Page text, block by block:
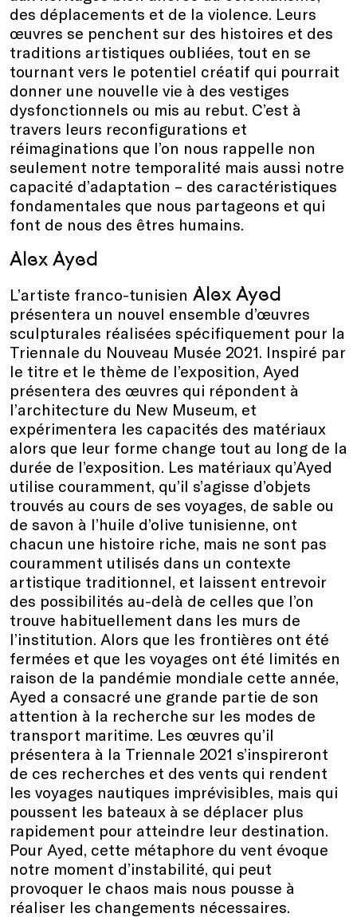
des déplacements et de la violence. Leurs
œuvres se penchent sur des histoires et des
traditions artistiques oubliées, tout en se
tournant vers le potentiel créatif qui pourrait
donner une nouvelle vie à des vestiges
dysfonctionnels ou mis au rebut. C’est à
travers leurs reconfigurations et
réimaginations que l’on nous rappelle non
seulement notre temporalité mais aussi notre
capacité d’adaptation – des caractéristiques
fondamentales que nous partageons et qui
font de nous des êtres humains.
Alex Ayed
L’artiste franco-tunisien Alex Ayed
présentera un nouvel ensemble d’œuvres
sculpturales réalisées spécifiquement pour la
Triennale du Nouveau Musée 2021. Inspiré par
le titre et le thème de l’exposition, Ayed
présentera des œuvres qui répondent à
l’architecture du New Museum, et
expérimentera les capacités des matériaux
alors que leur forme change tout au long de la
durée de l’exposition. Les matériaux qu’Ayed
utilise couramment, qu’il s’agisse d’objets
trouvés au cours de ses voyages, de sable ou
de savon à l’huile d’olive tunisienne, ont
chacun une histoire riche, mais ne sont pas
couramment utilisés dans un contexte
artistique traditionnel, et laissent entrevoir
des possibilités au-delà de celles que l’on
trouve habituellement dans les murs de
l’institution. Alors que les frontières ont été
fermées et que les voyages ont été limités en
raison de la pandémie mondiale cette année,
Ayed a consacré une grande partie de son
attention à la recherche sur les modes de
transport maritime. Les œuvres qu’il
présentera à la Triennale 2021 s’inspireront
de ces recherches et des vents qui rendent
les voyages nautiques imprévisibles, mais qui
poussent les bateaux à se déplacer plus
rapidement pour atteindre leur destination.
Pour Ayed, cette métaphore du vent évoque
notre moment d’instabilité, qui peut
provoquer le chaos mais nous pousse à
réaliser les changements nécessaires.